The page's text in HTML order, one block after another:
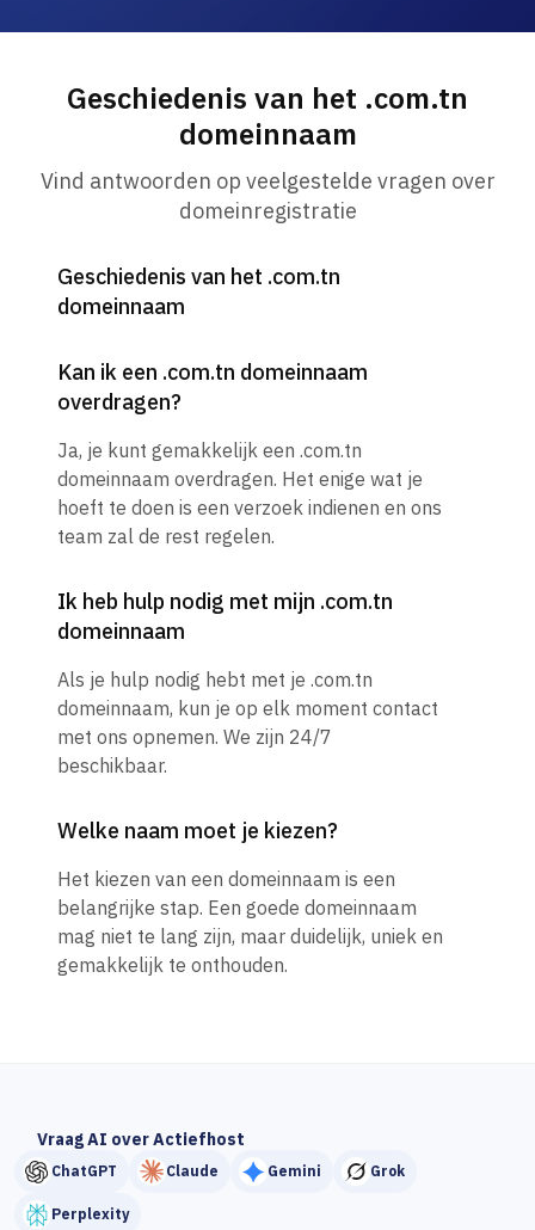
Geschiedenis van het .com.tn
domeinnaam
Vind antwoorden op veelgestelde vragen over
domeinregistratie
Geschiedenis van het .com.tn
domeinnaam
Kan ik een .com.tn domeinnaam
overdragen?
Ja, je kunt gemakkelijk een .com.tn
domeinnaam overdragen. Het enige wat je
hoeft te doen is een verzoek indienen en ons
team zal de rest regelen.
Ik heb hulp nodig met mijn .com.tn
domeinnaam
Als je hulp nodig hebt met je .com.tn
domeinnaam, kun je op elk moment contact
met ons opnemen. We zijn 24/7
beschikbaar.
Welke naam moet je kiezen?
Het kiezen van een domeinnaam is een
belangrijke stap. Een goede domeinnaam
mag niet te lang zijn, maar duidelijk, uniek en
gemakkelijk te onthouden.
Vraag AI over Actiefhost
ChatGPT Claude Gemini Grok
Perplexity